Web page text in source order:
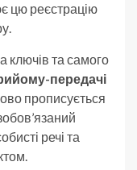
цю реєстрацію
ключів та самого
передачі
прописується
речі та